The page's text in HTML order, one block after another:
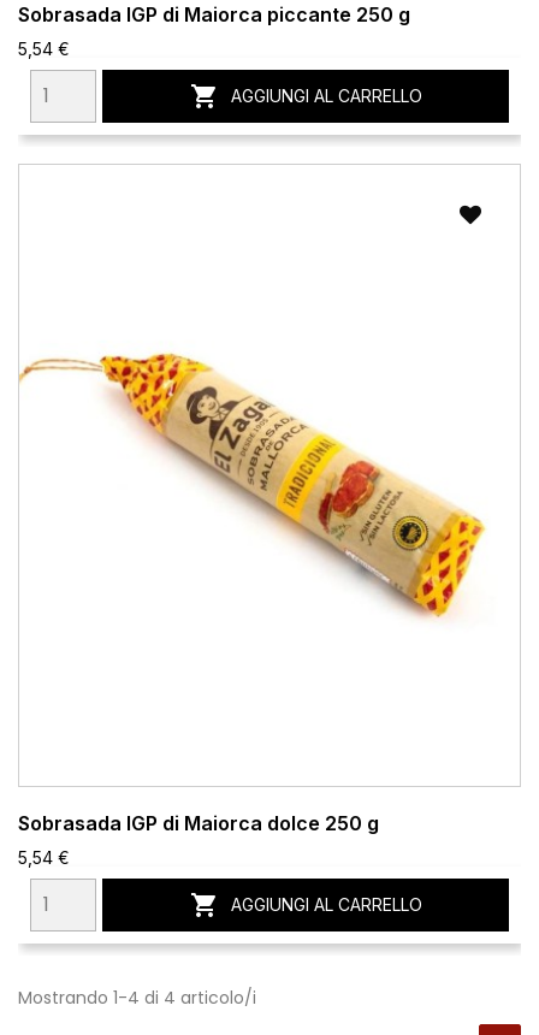
Sobrasada IGP di Maiorca piccante 250 g
5,54 €
 AGGIUNGI AL CARRELLO
Sobrasada IGP di Maiorca dolce 250 g
5,54 €
 AGGIUNGI AL CARRELLO
Mostrando 1-4 di 4 articolo/i